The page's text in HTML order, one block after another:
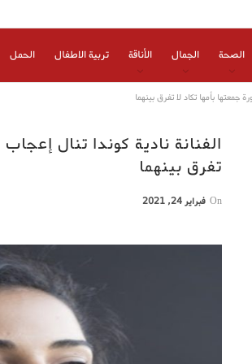
الصحة الجمال الأناقة تربية الاطفال الحمل
جمعتها بأمها تكاد لا تفرق بينهما
الفنانة نادية كوندا تنال
تفرق بينهما
On فبراير 24, 2021